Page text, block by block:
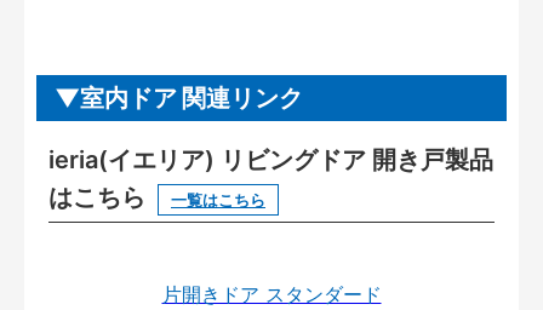
室内ドア 関連リンク
ieria(イエリア) リビングドア 開き戸製品
はこちら
一覧はこちら
片開きドア スタンダード